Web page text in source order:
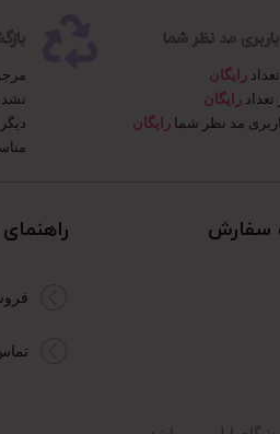
مد نظر شما
رایگان
رایگان
مد نظر شما رایگان
سفارش​